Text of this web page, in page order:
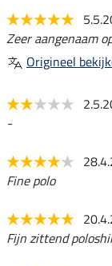
Zeer aangenaam
Origineel
-
Fine polo
Fijn zittend